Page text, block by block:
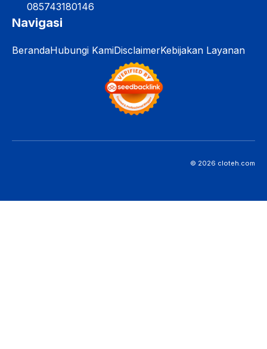
085743180146
Navigasi
BerandaHubungi KamiDisclaimerKebijakan Layanan
© 2026 cloteh.com